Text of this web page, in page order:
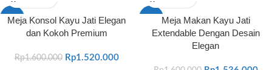
-5%
Meja Konsol Kayu Jati Elegan
dan Kokoh Premium
Rp1.600.000 Rp1.520.000
Meja Makan Kayu Jati
Extendable Dengan Desain
Elegan